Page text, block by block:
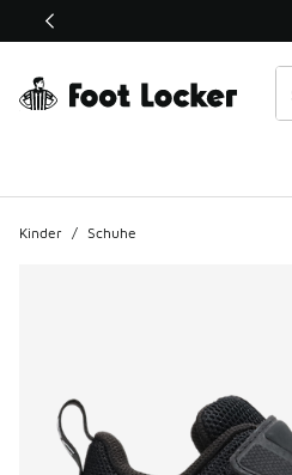
Dieser Link öffnet sich in einem
Kinder / Schuhe